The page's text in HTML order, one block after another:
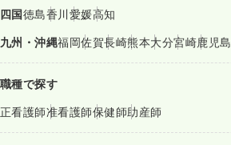
四国徳島香川愛媛高知
九州・沖縄福岡佐賀長崎熊本大分宮崎鹿児島
職種で探す
正看護師准看護師保健師助産師